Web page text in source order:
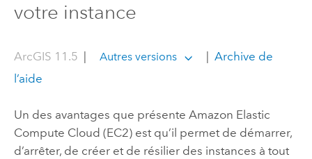
votre instance
ArcGIS 11.5 | Autres versions | Archive de
l’aide
Un des avantages que présente Amazon Elastic
Compute Cloud (EC2)est qu’il permet de démarrer,
d’arrêter, de créer et de résilier des instances à tout